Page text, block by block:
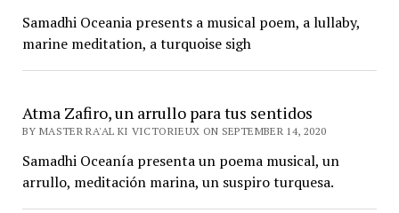
Samadhi Oceania presents a musical poem, a lullaby,
marine meditation, a turquoise sigh
Atma Zafiro, un arrullo para tus sentidos
BY MASTER RA'AL KI VICTORIEUX ON SEPTEMBER 14, 2020
Samadhi Oceanía presenta un poema musical, un
arrullo, meditación marina, un suspiro turquesa.